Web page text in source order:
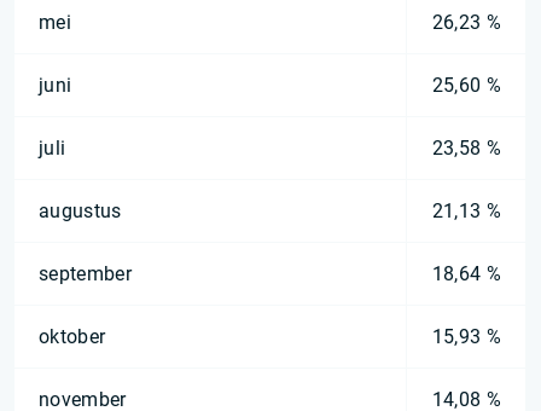
mei 26,23 %
juni 25,60 %
juli 23,58 %
augustus 21,13 %
september 18,64 %
oktober 15,93 %
november 14,08 %